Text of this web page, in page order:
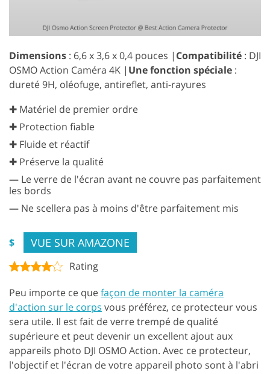
Dimensions : 6,6 x 3,6 x 0,4 pouces | Compatibilité : DJI
OSMO Action Caméra 4K | Une fonction spéciale :
dureté 9H, oléofuge, antireflet, anti-rayures
✚ Matériel de premier ordre
✚ Protection fiable
✚ Fluide et réactif
✚ Préserve la qualité
— Le verre de l'écran avant ne couvre pas parfaitement
les bords
— Ne scellera pas à moins d'être parfaitement mis
$ VUE SUR AMAZONE
Rating
Peu importe ce quefaçon de monter la caméra
d'action sur le corps vous préférez, ce protecteur vous
sera utile. Il est fait de verre trempé de qualité
supérieure et peut devenir un excellent ajout aux
appareils photo DJI OSMO Action. Avec ce protecteur,
l'objectif et l'écran de votre appareil photo sont à l'abri